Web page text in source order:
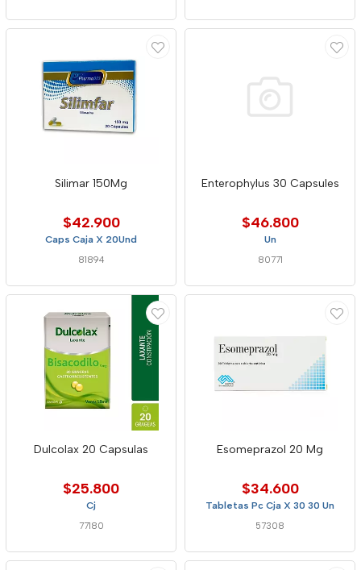
Silimar 150Mg
$42.900
Caps Caja X 20Und
81894
Enterophylus 30 Capsules
$46.800
Un
80771
Dulcolax 20 Capsulas
$25.800
Cj
77180
Esomeprazol 20 Mg
$34.600
Tabletas Pc Cja X 30 30 Un
57308